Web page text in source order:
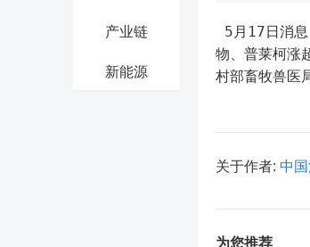
产业链
新能源
物、普莱柯涨
村部畜牧兽医
关于作者: 中
为您推荐